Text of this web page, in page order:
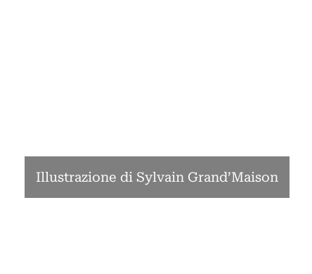
Illustrazione di Sylvain Grand’Maison